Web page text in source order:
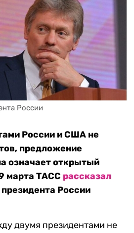
России
России и США не
предложение
означает открытый
марта ТАСС рассказал
России
двумя президентами не